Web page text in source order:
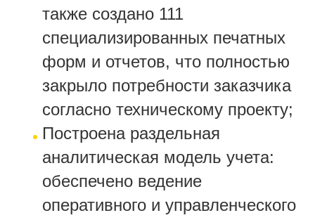
также создано 111
специализированных печатных
форм и отчетов, что полностью
закрыло потребности заказчика
согласно техническому проекту;
Построена раздельная
аналитическая модель учета:
обеспечено ведение
оперативного и управленческого